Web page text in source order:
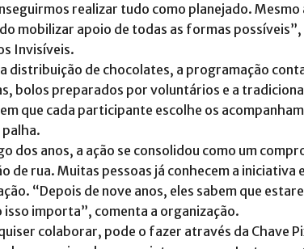
realizar tudo como planejado.
mobilizar apoio de todas as formas
Invisíveis.
distribuição de chocolates, a programação
bolos preparados por voluntários e a
que cada participante escolhe os
dos anos, a ação se consolidou como um
de rua. Muitas pessoas já conhecem a iniciativa
“Depois de nove anos, eles sabem que
isso importa”, comenta a organização.
colaborar, pode o fazer através da Chave